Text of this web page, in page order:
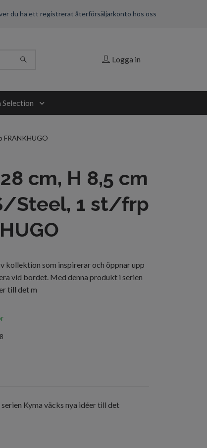
du ha ett registrerat återförsäljarkonto hos oss
Logga in
Selection
FRANKHUGO
cm, H 8,5 cm
Steel, 1 st/frp
kollektion som inspirerar och öppnar upp
vid bordet. Med denna produkt i serien
till det m
Kyma väcks nya idéer till det